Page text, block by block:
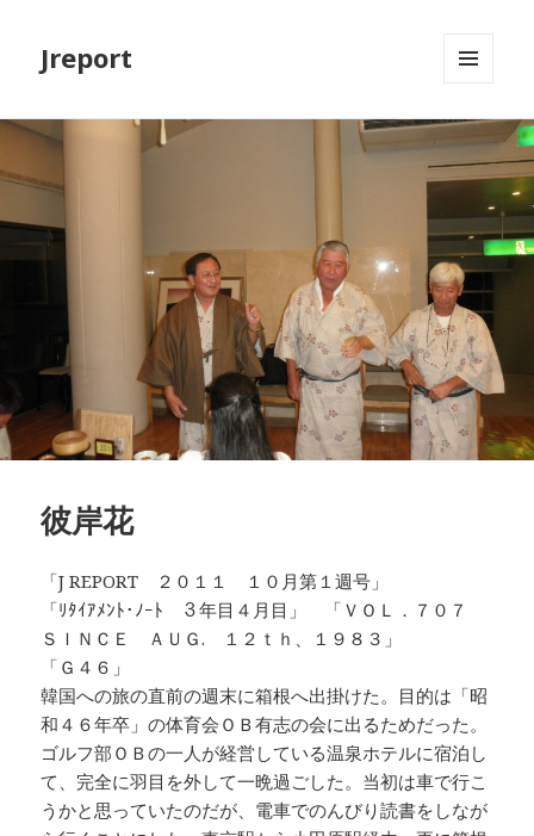
Jreport
ーとウ
ィジェ
ット
彼岸花
「J REPORT ２０１１ １０月第１週号」
「ﾘﾀｲｱﾒﾝﾄ･ﾉｰﾄ ３年目４月目」 「ＶＯＬ．７０７
ＳＩＮＣＥ ＡＵＧ. １２ｔｈ、１９８３」
「Ｇ４６」
韓国への旅の直前の週末に箱根へ出掛けた。目的は「昭
和４６年卒」の体育会ＯＢ有志の会に出るためだった。
ゴルフ部ＯＢの一人が経営している温泉ホテルに宿泊し
て、完全に羽目を外して一晩過ごした。当初は車で行こ
うかと思っていたのだが、電車でのんびり読書をしなが